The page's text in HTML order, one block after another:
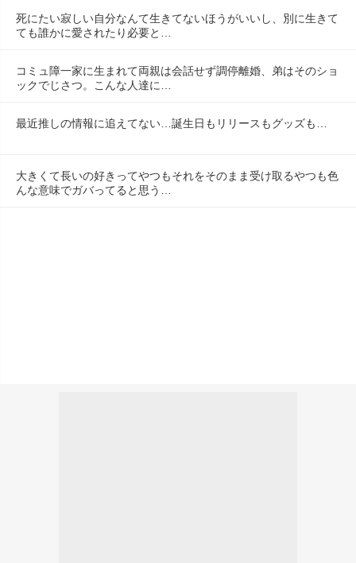
死にたい寂しい自分なんて生きてないほうがいいし、別に生きて
ても誰かに愛されたり必要と…
コミュ障一家に生まれて両親は会話せず調停離婚、弟はそのショ
ックでじさつ。こんな人達に…
最近推しの情報に追えてない…誕生日もリリースもグッズも…
大きくて長いの好きってやつもそれをそのまま受け取るやつも色
んな意味でガバってると思う…